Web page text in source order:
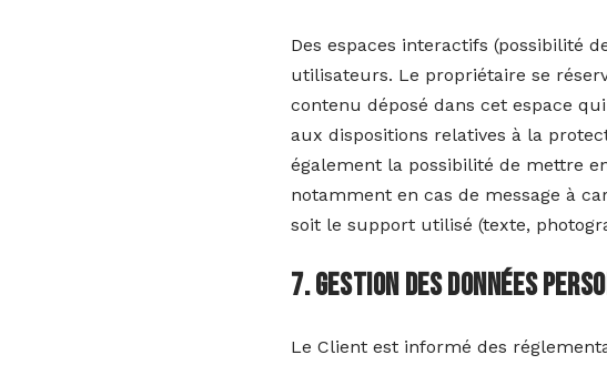
Des espaces interactifs (possibilité
utilisateurs. Le propriétaire se
contenu déposé dans cet espace
aux dispositions relatives à la
également la possibilité de mettre
notamment en cas de message à
soit le support utilisé (texte,
7. Gestion des données
Le Client est informé des